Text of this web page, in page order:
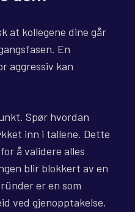
at kollegene dine går
En
aggressiv kan
Spør hvordan
inn i tallene. Dette
å validere alles
blir blokkert av en
er en som
ved gjenopptakelse,